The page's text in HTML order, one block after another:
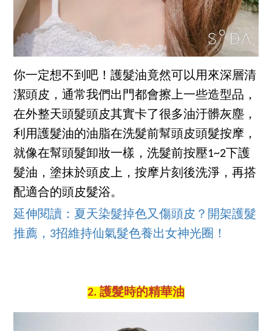
你一定想不到吧！護髮油竟然可以用來深層清
潔頭皮，通常我們出門都會擦上一些造型品，
在外整天頭髮頭皮其實卡了很多油汙髒灰塵，
利用護髮油的油脂在洗髮前幫頭皮頭髮按摩，
就像在幫頭髮卸妝一樣，洗髮前按壓1~2下護
髮油，塗抹於頭皮上，按摩片刻後洗淨，再搭
配適合的頭皮髮浴。
延伸閱讀：夏天染髮掉色又傷頭皮？開架護髮
推薦，3招維持仙氣髮色養出女神光圈！
2. 護髮時的精華油